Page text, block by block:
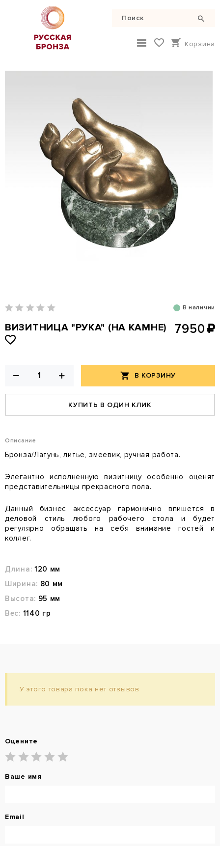
Корзина
В наличии
ВИЗИТНИЦА "РУКА" (НА КАМНЕ) 7950
В КОРЗИНУ
КУПИТЬ В ОДИН КЛИК
Описание
Бронза/Латунь, литье, змеевик, ручная работа.
Элегантно исполненную визитницу особенно оценят
представительницы прекрасного пола.
Данный бизнес аксессуар гармонично впишется в
деловой стиль любого рабочего стола и будет
регулярно обращать на себя внимание гостей и
коллег.
Длина: 120 мм
Ширина: 80 мм
Высота: 95 мм
Вес: 1140 гр
У этого товара пока нет отзывов
Оцените
Ваше имя
Email